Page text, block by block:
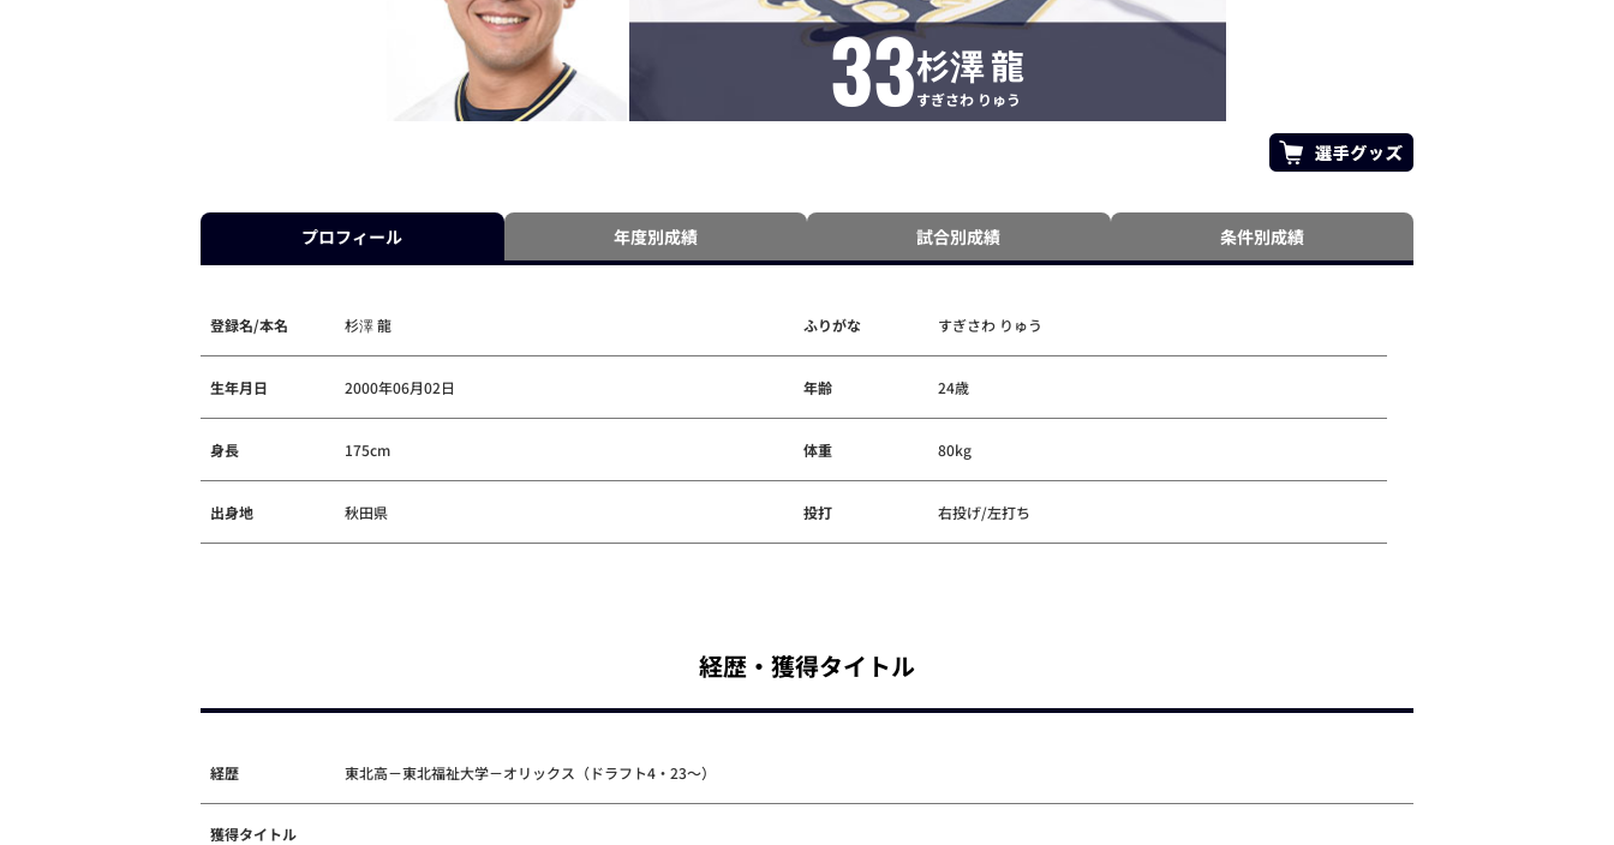
33杉澤 龍
すぎさわ りゅう
プロフィール 年度別成績 試合別成績 条件別成績
登録名/本名 杉澤 龍 ふりがな すぎさわ りゅう
生年月日 2000年06月02日 年齢 24歳
身長 175cm 体重 80kg
出身地 秋田県 投打 右投げ/左打ち
経歴・獲得タイトル
経歴 東北高－東北福祉大学－オリックス（ドラフト4・23～）
獲得タイトル